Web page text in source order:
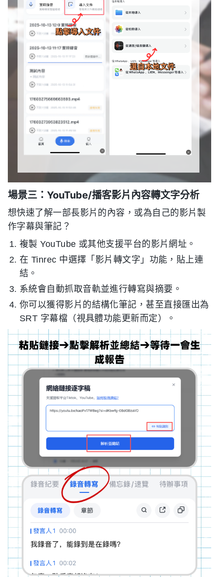
場景三：YouTube/播客影片內容轉文字分析
想快速了解一部長影片的內容，或為自己的影片製
作字幕與筆記？
複製 YouTube 或其他支援平台的影片網址。
在 Tinrec 中選擇「影片轉文字」功能，貼上連
結。
系統會自動抓取音軌並進行轉寫與摘要。
你可以獲得影片的結構化筆記，甚至直接匯出為
SRT 字幕檔（視具體功能更新而定）。